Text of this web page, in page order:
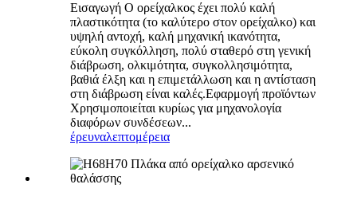
Εισαγωγή Ο ορείχαλκος έχει πολύ καλή
πλαστικότητα (το καλύτερο στον ορείχαλκο) και
υψηλή αντοχή, καλή μηχανική ικανότητα,
εύκολη συγκόλληση, πολύ σταθερό στη γενική
διάβρωση, ολκιμότητα, συγκολλησιμότητα,
βαθιά έλξη και η επιμετάλλωση και η αντίσταση
στη διάβρωση είναι καλές.Εφαρμογή προϊόντων
Χρησιμοποιείται κυρίως για μηχανολογία
διαφόρων συνδέσεων...
έρευναλεπτομέρεια